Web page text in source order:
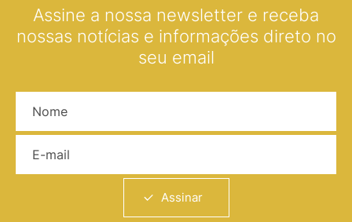
Assine a nossa newsletter e receba
nossas notícias e informações direto no
seu email
Assinar